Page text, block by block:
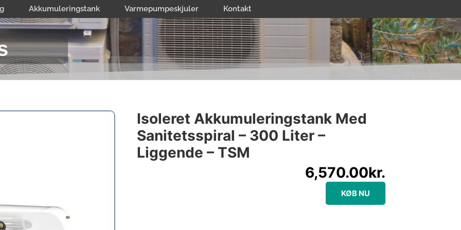
Akkumuleringstank Varmepumpeskjuler Kontakt
Isoleret Akkumuleringstank Med
Sanitetsspiral – 300 Liter –
Liggende – TSM
6,570.00kr.
KØB NU